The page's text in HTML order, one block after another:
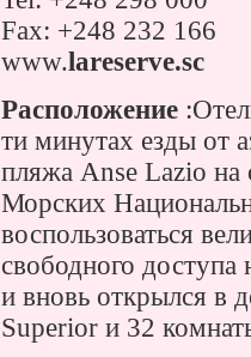
Fax: +248 232 166
www.lareserve.sc
Расположение
ти минутах езды от
пляжа Anse Lazio на
Морских
воспользоваться
свободного
и вновь открылся в
Superior и 32